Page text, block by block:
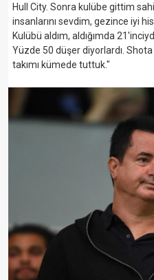
Hull City. Sonra kulübe gittim
insanlarını sevdim, gezince iyi
Kulübü aldım, aldığımda
Yüzde 50 düşer diyorlardı.
takımı kümede tuttuk."